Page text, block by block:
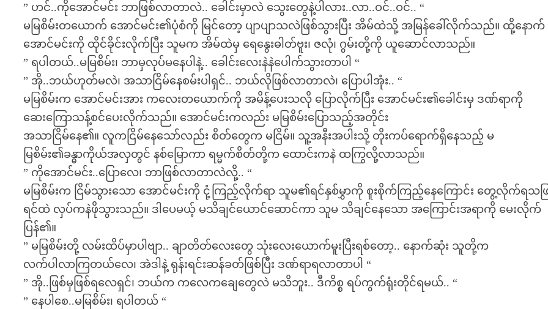
” ဟင်..ကိုအောင်မင်း ဘာဖြစ်လာတာလဲ.. ခေါင်းမှာလဲ သွေးတွေနဲ့ပါလား..လာ..ဝင်..ဝင်.. “
မမြစိမ်းတယောက် အောင်မင်း၏ပုံစံကို မြင်တော့ ပျာပျာသလဲဖြစ်သွားပြီး အိမ်ထဲသို့ အမြန်ခေါ်လိုက်သည်။ ထို့နောက်
အောင်မင်းကို ထိုင်ခိုင်းလိုက်ပြီး သူမက အိမ်ထဲမှ ရေနွေးဓါတ်ဗူး၊ ဇလုံ၊ ဂွမ်းတို့ကို ယူဆောင်လာသည်။
” ရပါတယ်..မမြစိမ်း၊ ဘာမှလုပ်မနေပါနဲ့.. ခေါင်းလေးနဲနဲပေါက်သွားတာပါ “
” အို..ဘယ်ဟုတ်မလဲ၊ အသာငြိမ်နေစမ်းပါရှင်.. ဘယ်လိုဖြစ်လာတာလဲ၊ ပြောပါအုံး.. “
မမြစိမ်းက အောင်မင်းအား ကလေးတယောက်ကို အမိန့်ပေးသလို ပြောလိုက်ပြီး အောင်မင်း၏ခေါင်းမှ ဒဏ်ရာကို
ဆေးကြောသန့်စင်ပေးလိုက်သည်။ အောင်မင်းကလည်း မမြစိမ်းပြောသည့်အတိုင်း
အသာငြိမ်နေ၏။ လူကငြိမ်နေသော်လည်း စိတ်တွေက မငြိမ်။ သူ့အနီးအပါးသို့ တိုးကပ်ရောက်ရှိနေသည့် မ
မြစိမ်း၏ခန္ဓာကိုယ်အလှတွင် နစ်မြောကာ ရမ္မက်စိတ်တို့က ထောင်းကနဲ ထကြွလို့လာသည်။
” ကိုအောင်မင်း..ပြောလေ၊ ဘာဖြစ်လာတာလဲလို့.. “
မမြစိမ်းက ငြိမ်သွားသော အောင်မင်းကို ငုံ့ကြည့်လိုက်ရာ သူမ၏ရင်နှစ်မွှာကို စူးစိုက်ကြည့်နေကြောင်း တွေ့လိုက်ရသဖ
ရင်ထဲ လှပ်ကနဲဖိုသွားသည်။ ဒါပေမယ့် မသိချင်ယောင်ဆောင်ကာ သူမ သိချင်နေသော အကြောင်းအရာကို မေးလိုက်
ပြန်၏။
” မမြစိမ်းတို့ လမ်းထိပ်မှာပါဗျာ.. ချာတိတ်လေးတွေ သုံးလေးယောက်မူးပြီးရစ်တော့.. နောက်ဆုံး သူတို့က
လက်ပါလာကြတယ်လေ၊ အဲဒါနဲ့ ရုန်းရင်းဆန်ခတ်ဖြစ်ပြီး ဒဏ်ရာရလာတာပါ “
” အို..ဖြစ်မှဖြစ်ရလေရှင်၊ ဘယ်က ကလေကချေတွေလဲ မသိဘူး.. ဒီကိစ္စ ရပ်ကွက်ရုံးတိုင်ရမယ်.. “
” နေပါစေ..မမြစိမ်း၊ ရပါတယ် “